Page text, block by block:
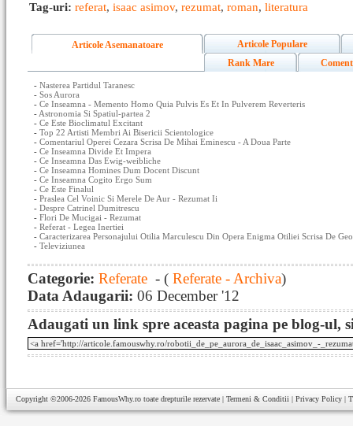
Tag-uri: referat, isaac asimov, rezumat, roman, literatura
Articole Asemanatoare
Articole Populare
Rank Mare
- Nasterea Partidul Taranesc
- Sos Aurora
- Ce Inseamna - Memento Homo Quia Pulvis Es Et In Pulverem Reverteris
- Astronomia Si Spatiul-partea 2
- Ce Este Bioclimatul Excitant
- Top 22 Artisti Membri Ai Bisericii Scientologice
- Comentariul Operei Cezara Scrisa De Mihai Eminescu - A Doua Parte
- Ce Inseamna Divide Et Impera
- Ce Inseamna Das Ewig-weibliche
- Ce Inseamna Homines Dum Docent Discunt
- Ce Inseamna Cogito Ergo Sum
- Ce Este Finalul
- Praslea Cel Voinic Si Merele De Aur - Rezumat Ii
- Despre Catrinel Dumitrescu
- Flori De Mucigai - Rezumat
- Referat - Legea Inertiei
- Caracterizarea Personajului Otilia Marculescu Din Opera Enigma Otiliei Scrisa De
- Televiziunea
Categorie: Referate - ( Referate - Archiva)
Data Adaugarii: 06 December '12
Adaugati un link spre aceasta pagina pe blog-ul,
Copyright ©2006-2026 FamousWhy.ro toate drepturile rezervate | Termeni & Conditii | Privacy Policy |